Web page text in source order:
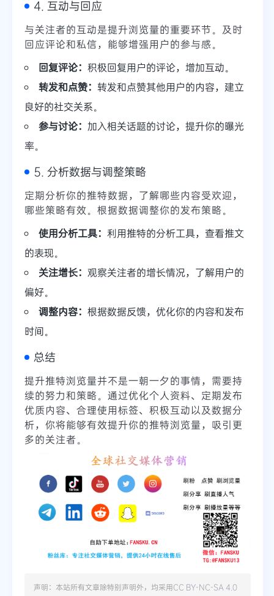
4. 互动与回应
与关注者的互动是提升浏览量的重要环节。及时
回应评论和私信，能够增强用户的参与感。
回复评论： 积极回复用户的评论，增加互动。
转发和点赞： 转发和点赞其他用户的内容，建立
良好的社交关系。
参与讨论： 加入相关话题的讨论，提升你的曝光
率。
5. 分析数据与调整策略
定期分析你的推特数据，了解哪些内容受欢迎，
哪些策略有效。根据数据调整你的发布策略。
使用分析工具： 利用推特的分析工具，查看推文
的表现。
关注增长： 观察关注者的增长情况，了解用户的
偏好。
调整内容： 根据数据反馈，优化你的内容和发布
时间。
总结
提升推特浏览量并不是一朝一夕的事情，需要持
续的努力和策略。通过优化个人资料、定期发布
优质内容、合理使用标签、积极互动以及数据分
析，你将能够有效提升你的推特浏览量，吸引更
多的关注者。
声明：本站所有文章除特别声明外，均采用CC BY-NC-SA 4.0